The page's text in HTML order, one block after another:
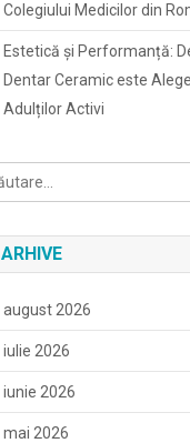
Colegiului Medicilor din
Estetică și Performanță:
Dentar Ceramic este
Adulților Activi
ARHIVE
august 2026
iulie 2026
iunie 2026
mai 2026